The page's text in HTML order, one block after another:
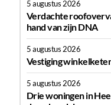
5 augustus 2026
Verdachte
hand van zijn DNA
5 augustus 2026
Vestiging
5 augustus 2026
Drie woningen in